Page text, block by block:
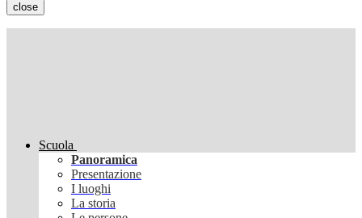
close
Scuola
Panoramica
Presentazione
I luoghi
La storia